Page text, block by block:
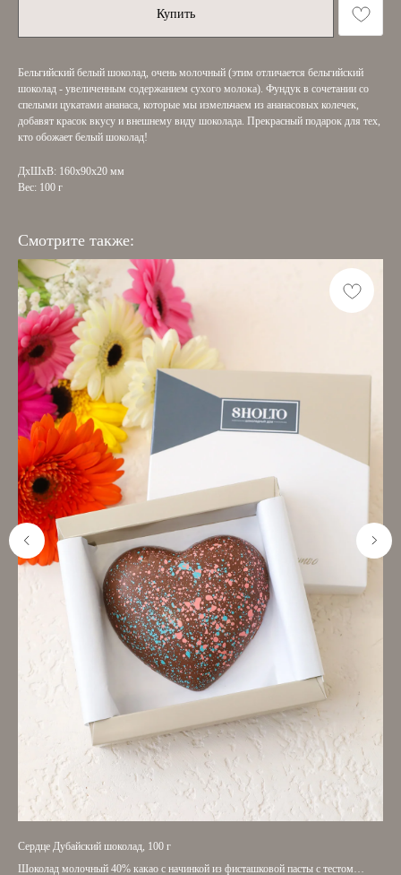
Купить
Бельгийский белый шоколад, очень молочный (этим отличается бельгийский
шоколад - увеличенным содержанием сухого молока). Фундук в сочетании со
спелыми цукатами ананаса, которые мы измельчаем из ананасовых колечек,
добавят красок вкусу и внешнему виду шоколада. Прекрасный подарок для тех,
кто обожает белый шоколад!
ДxШxВ: 160x90x20 мм
Вес: 100 г
Смотрите также:
Сердце Дубайский шоколад, 100 г
Шоколад молочный 40% какао с начинкой из фисташковой пасты с тестом